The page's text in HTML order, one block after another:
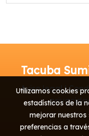
Tacuba
Aviso legal |
Utilizamos cookies
estadísticos de la
mejorar nuestros
preferencias a